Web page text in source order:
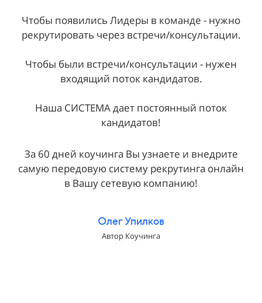
Чтобы появились Лидеры в команде - нужно
рекрутировать через встречи/консультации.
Чтобы были встречи/консультации - нужен
входящий поток кандидатов.
Наша СИСТЕМА дает постоянный поток
кандидатов!
За 60 дней коучинга Вы узнаете и внедрите
самую передовую систему рекрутинга онлайн
в Вашу сетевую компанию!
Олег Упилков
Автор Коучинга